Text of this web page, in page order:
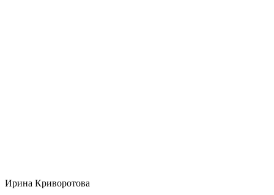
Ирина Криворотова